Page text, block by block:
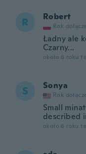
R Robert
Rok
Ładny ale
Czarny...
około 6 roku
S Sonya
Rok
Small
described
około 6 roku